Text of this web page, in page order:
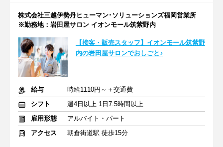
株式会社三越伊勢丹ヒューマン･ソリューションズ福岡営業所
※勤務地：岩田屋サロン イオンモール筑紫野内
【接客・販売スタッフ】イオンモール筑紫野
内の岩田屋サロンでおしごと♪
給与
時給1110円～＋交通費
シフト
週4日以上 1日7.5時間以上
雇用形態
アルバイト・パート
アクセス
朝倉街道駅 徒歩15分